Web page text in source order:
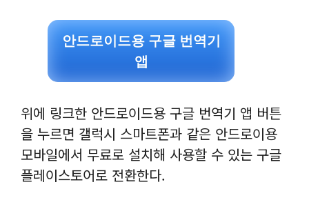
안드로이드용 구글 번역기
앱
위에 링크한 안드로이드용 구글 번역기 앱 버튼
을 누르면 갤럭시 스마트폰과 같은 안드로이용
모바일에서 무료로 설치해 사용할 수 있는 구글
플레이스토어로 전환한다.